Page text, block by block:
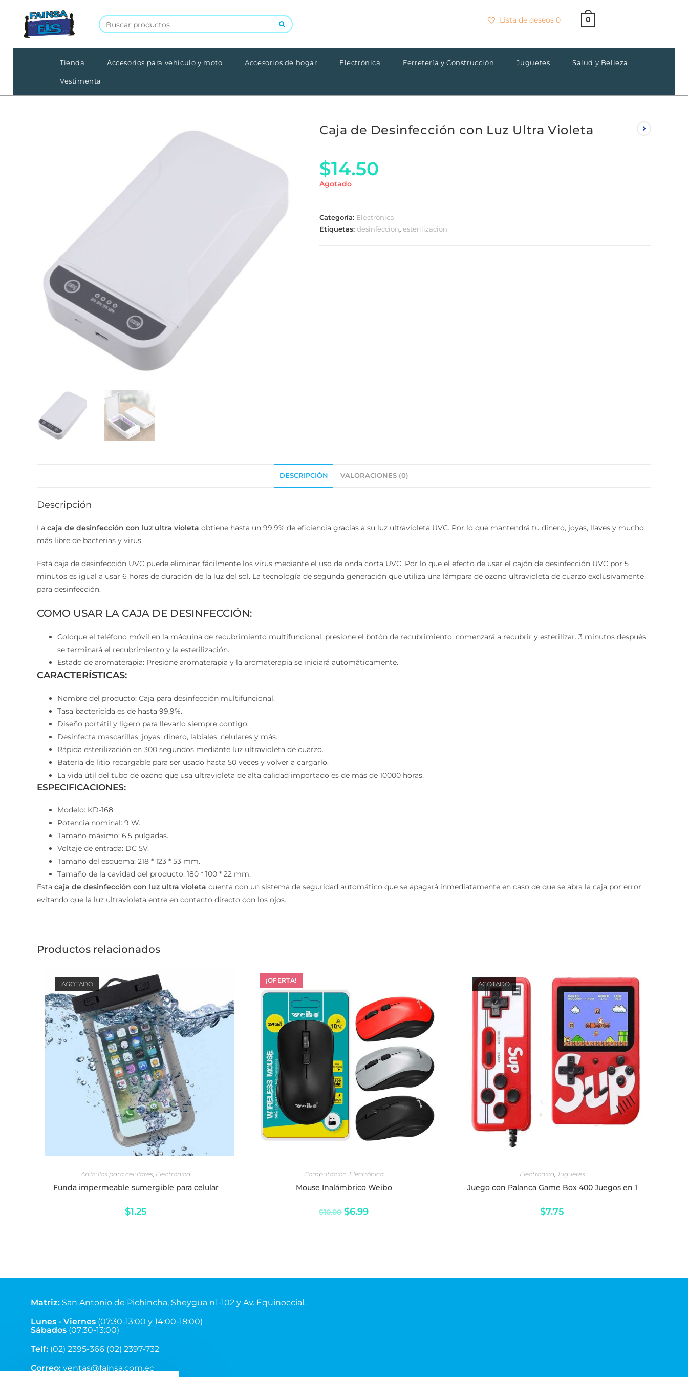
Lista de deseos 0
Tienda Accesorios para vehículo y moto Accesorios de hogar Electrónica Ferretería y Construcción Juguetes Salud y Belleza
Vestimenta
Caja de Desinfección con Luz Ultra Violeta
$14.50
Agotado
Categoría:Electrónica
Etiquetas:desinfeccion,esterilizacion
DESCRIPCIÓN VALORACIONES (0)
Descripción
Lacaja de desinfección con luz ultra violetaobtiene hasta un 99.9% de eficiencia gracias a su luz ultravioleta UVC. Por lo que mantendrá tu dinero, joyas, llaves y mucho
más libre de bacterias y virus.
Está caja de desinfección UVC puede eliminar fácilmente los virus mediante el uso de onda corta UVC. Por lo que el efecto de usar el cajón de desinfección UVC por 5
minutos es igual a usar 6 horas de duración de la luz del sol. La tecnología de segunda generación que utiliza una lámpara de ozono ultravioleta de cuarzo exclusivamente
para desinfección.
COMO USAR LA CAJA DE DESINFECCIÓN:
Coloque el teléfono móvil en la máquina de recubrimiento multifuncional, presione el botón de recubrimiento, comenzará a recubrir y esterilizar. 3 minutos después,
se terminará el recubrimiento y la esterilización.
Estado de aromaterapia: Presione aromaterapia y la aromaterapia se iniciará automáticamente.
CARACTERÍSTICAS:
Nombre del producto: Caja para desinfección multifuncional.
Tasa bactericida es de hasta 99,9%.
Diseño portátil y ligero para llevarlo siempre contigo.
Desinfecta mascarillas, joyas, dinero, labiales, celulares y más.
Rápida esterilización en 300 segundos mediante luz ultravioleta de cuarzo.
Batería de litio recargable para ser usado hasta 50 veces y volver a cargarlo.
La vida útil del tubo de ozono que usa ultravioleta de alta calidad importado es de más de 10000 horas.
ESPECIFICACIONES:
Modelo: KD-168 .
Potencia nominal: 9 W.
Tamaño máximo: 6,5 pulgadas.
Voltaje de entrada: DC 5V.
Tamaño del esquema: 218 * 123 * 53 mm.
Tamaño de la cavidad del producto: 180 * 100 * 22 mm.
Estacaja de desinfección con luz ultra violetacuenta con un sistema de seguridad automático que se apagará inmediatamente en caso de que se abra la caja por error,
evitando que la luz ultravioleta entre en contacto directo con los ojos.
Productos relacionados
AGOTADO
Artículos para celulares, Electrónica
Funda impermeable sumergible para celular
$1.25
¡OFERTA!
Computación,Electrónica
Mouse Inalámbrico Weibo
$10.00 $6.99
AGOTADO
Electrónica,Juguetes
Juego con Palanca Game Box 400 Juegos en 1
$7.75
Matriz: San Antonio de Pichincha, Sheygua n1-102 y Av.
Lunes - Viernes(07:30-13:00 y 14:00-18:00)